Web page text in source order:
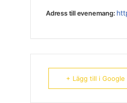
Adress till evenemang:
+ Lägg till i Google